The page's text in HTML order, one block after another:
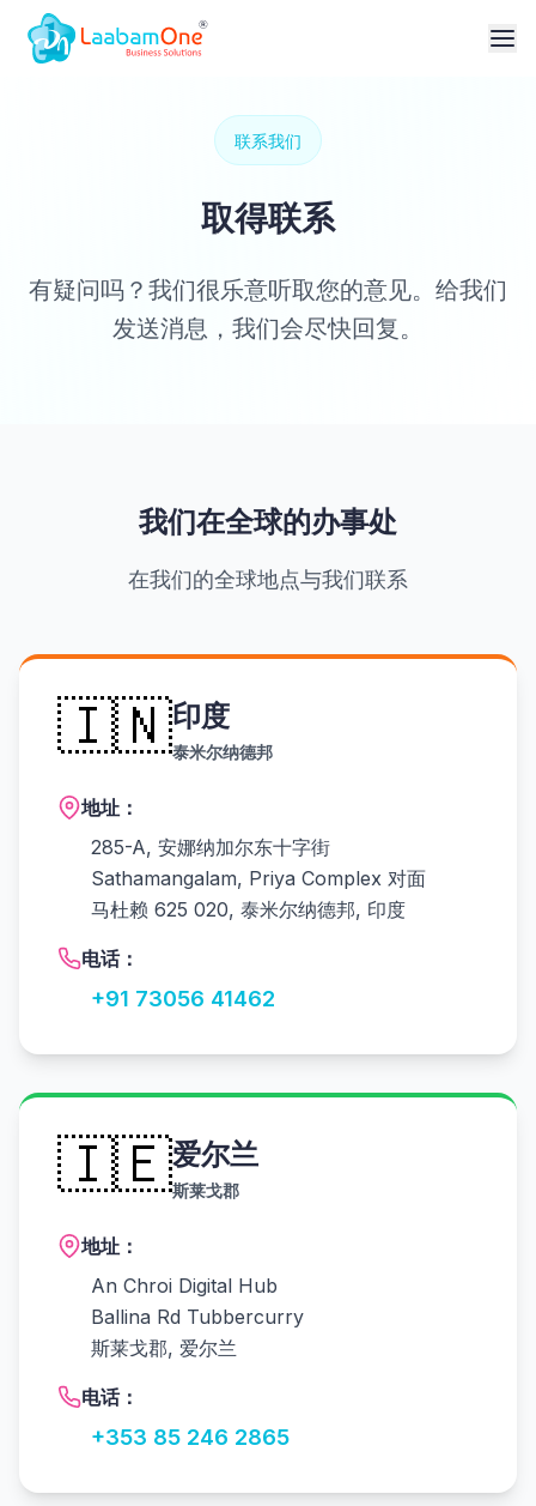
联系我们
取得联系
有疑问吗？我们很乐意听取您的意见。给我们
发送消息，我们会尽快回复。
我们在全球的办事处
在我们的全球地点与我们联系
🇮🇳印度
泰米尔纳德邦
地址：
285-A, 安娜纳加尔东十字街
Sathamangalam, Priya Complex 对面
马杜赖 625 020, 泰米尔纳德邦, 印度
电话：
+91 73056 41462
🇮🇪爱尔兰
斯莱戈郡
地址：
An Chroi Digital Hub
Ballina Rd Tubbercurry
斯莱戈郡, 爱尔兰
电话：
+353 85 246 2865